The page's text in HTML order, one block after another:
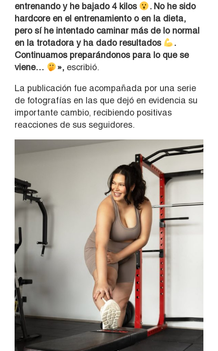
entrenando y he bajado 4 kilos
. No he sido
hardcore en el entrenamiento o en la dieta,
pero sí he intentado caminar más de lo normal
en la trotadora y ha dado resultados
.
Continuamos preparándonos para lo que se
viene…
»,escribió.
La publicación fue acompañada por una serie
de fotografías en las que dejó en evidencia su
importante cambio, recibiendo positivas
reacciones de sus seguidores.